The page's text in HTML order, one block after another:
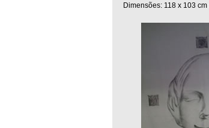
Dimensões: 118 x 103